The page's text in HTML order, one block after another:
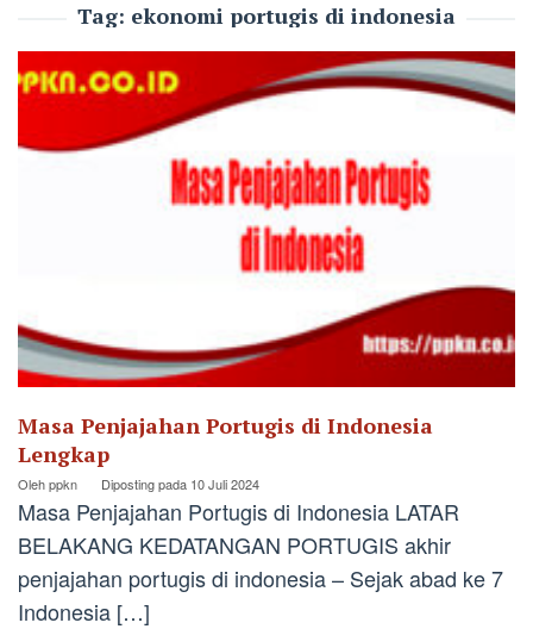
Tag: ekonomi portugis di indonesia
Masa Penjajahan Portugis di Indonesia
Lengkap
Olehppkn Diposting pada 10 Juli 2024
Masa Penjajahan Portugis di Indonesia LATAR
BELAKANG KEDATANGAN PORTUGIS akhir
penjajahan portugis di indonesia – Sejak abad ke 7
Indonesia […]